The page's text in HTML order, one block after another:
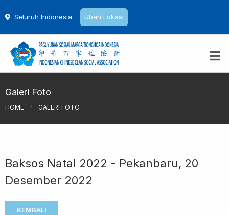
Seluruh Indonesia Ubah Lokasi
Galeri Foto
HOME / GALERI FOTO
Baksos Natal 2022 - Pekanbaru, 20
Desember 2022
KEMBALI